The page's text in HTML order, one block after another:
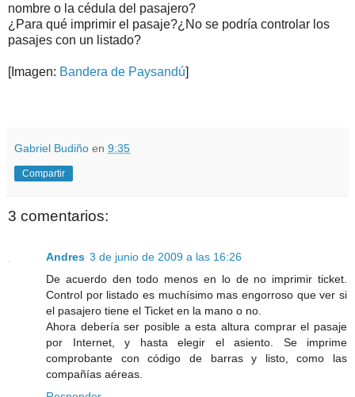
nombre o la cédula del pasajero?
¿Para qué imprimir el pasaje?¿No se podría controlar los
pasajes con un listado?
[Imagen: Bandera de Paysandú]
Gabriel Budiño en 9:35
Compartir
3 comentarios:
Andres 3 de junio de 2009 a las 16:26
De acuerdo den todo menos en lo de no imprimir ticket.
Control por listado es muchísimo mas engorroso que ver si
el pasajero tiene el Ticket en la mano o no.
Ahora debería ser posible a esta altura comprar el pasaje
por Internet, y hasta elegir el asiento. Se imprime
comprobante con código de barras y listo, como las
compañías aéreas.